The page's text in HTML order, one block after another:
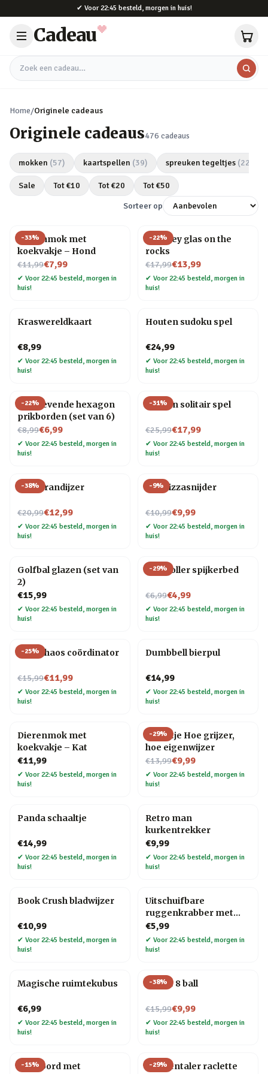
✔ Voor 22:45 besteld, morgen in huis!
Cadeau
Zoek een cadeau
Home/Originele cadeaus
Originele cadeaus476 cadeaus
mokken (57) kaartspellen (39) spreuken tegeltjes (22
Sale Tot €10 Tot €20 Tot €50
Sorteer op
-33%
Dierenmok met
koekvakje – Hond
€11,99
Nu voor€7,99
✔ Voor 22:45 besteld, morgen in
huis!
-22%
Whiskey glas on the
rocks
€17,99
Nu voor€13,99
✔ Voor 22:45 besteld, morgen in
huis!
Kraswereldkaart
€8,99
✔ Voor 22:45 besteld, morgen in
huis!
Houten sudoku spel
€24,99
✔ Voor 22:45 besteld, morgen in
huis!
-22%
Zelfklevende hexagon
prikborden (set van 6)
€8,99
Nu voor€6,99
✔ Voor 22:45 besteld, morgen in
huis!
-31%
Houten solitair spel
€25,99
Nu voor€17,99
✔ Voor 22:45 besteld, morgen in
huis!
-38%
BBQ brandijzer
€20,99
Nu voor€12,99
✔ Voor 22:45 besteld, morgen in
huis!
-9%
Kat Pizzasnijder
€10,99
Nu voor€9,99
✔ Voor 22:45 besteld, morgen in
huis!
Golfbal glazen (set van
2)
€15,99
✔ Voor 22:45 besteld, morgen in
huis!
-29%
Controller spijkerbed
€6,99
Nu voor€4,99
✔ Voor 22:45 besteld, morgen in
huis!
-25%
Mok Chaos coördinator
€15,99
Nu voor€11,99
✔ Voor 22:45 besteld, morgen in
huis!
Dumbbell bierpul
€14,99
✔ Voor 22:45 besteld, morgen in
huis!
Dierenmok met
koekvakje – Kat
€11,99
✔ Voor 22:45 besteld, morgen in
huis!
-29%
Tegeltje Hoe grijzer,
hoe eigenwijzer
€13,99
Nu voor€9,99
✔ Voor 22:45 besteld, morgen in
huis!
Panda schaaltje
€14,99
✔ Voor 22:45 besteld, morgen in
huis!
Retro man
kurkentrekker
€9,99
✔ Voor 22:45 besteld, morgen in
huis!
Book Crush bladwijzer
€10,99
✔ Voor 22:45 besteld, morgen in
huis!
Uitschuifbare
ruggenkrabber met
houten handvat
€5,99
✔ Voor 22:45 besteld, morgen in
huis!
Magische ruimtekubus
€6,99
✔ Voor 22:45 besteld, morgen in
huis!
-38%
Mystic 8 ball
€15,99
Nu voor€9,99
✔ Voor 22:45 besteld, morgen in
huis!
-15%
Pizzabord met
-29%
Emmentaler raclette